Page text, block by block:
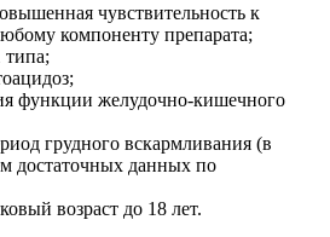
чувствительность к
компоненту препарата;
типа;
функции желудочно-кишечного
грудного вскармливания (в
достаточных данных по
возраст до 18 лет.